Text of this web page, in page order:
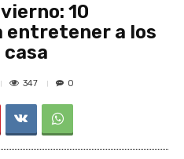
10
entretener a los
347 0